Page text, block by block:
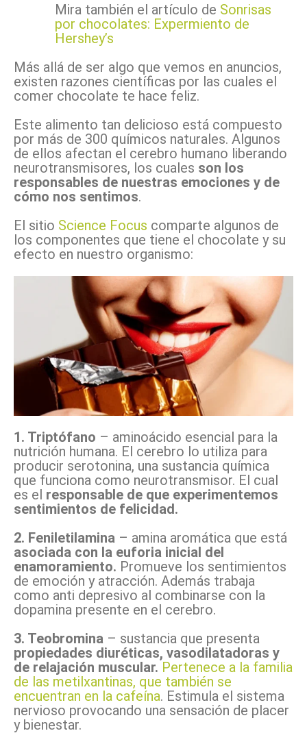
Mira también el artículo de Sonrisas
por chocolates: Expermiento de
Hershey’s
Más allá de ser algo que vemos en anuncios,
existen razones científicas por las cuales el
comer chocolate te hace feliz.
Este alimento tan delicioso está compuesto
por más de 300 químicos naturales. Algunos
de ellos afectan el cerebro humano liberando
neurotransmisores, los cuales son los
responsables de nuestras emociones y de
cómo nos sentimos.
El sitio Science Focus comparte algunos de
los componentes que tiene el chocolate y su
efecto en nuestro organismo:
1. Triptófano – aminoácido esencial para la
nutrición humana. El cerebro lo utiliza para
producir serotonina, una sustancia química
que funciona como neurotransmisor. El cual
es el responsable de que experimentemos
sentimientos de felicidad.
2. Feniletilamina – amina aromática que está
asociada con la euforia inicial del
enamoramiento. Promueve los sentimientos
de emoción y atracción. Además trabaja
como anti depresivo al combinarse con la
dopamina presente en el cerebro.
3. Teobromina – sustancia que presenta
propiedades diuréticas, vasodilatadoras y
de relajación muscular. Pertenece a la familia
de las metilxantinas, que también se
encuentran en la cafeína. Estimula el sistema
nervioso provocando una sensación de placer
y bienestar.